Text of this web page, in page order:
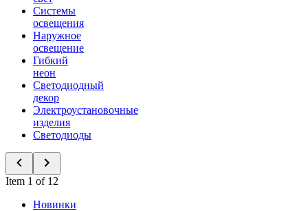
Системы
освещения
Наружное
освещение
Гибкий
неон
Светодиодный
декор
Электроустановочные
изделия
Светодиоды
Item 1 of 12
Новинки